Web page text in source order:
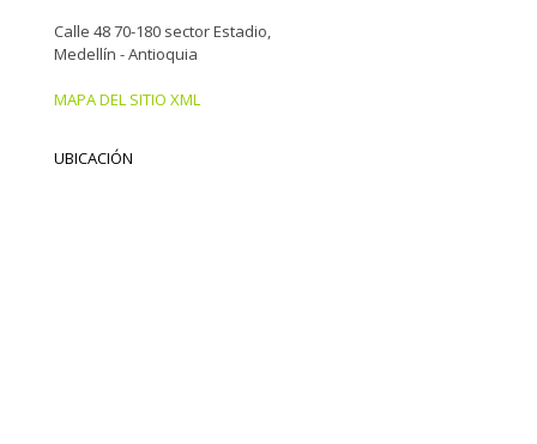
Calle 48 70-180 sector Estadio,
Medellín - Antioquia
MAPA DEL SITIO XML
UBICACIÓN